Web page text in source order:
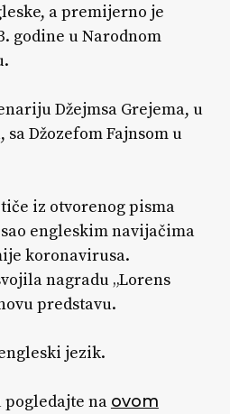
a premijerno je
godine u Narodnom
Džejmsa Grejema, u
Džozefom Fajnsom u
iz otvorenog pisma
engleskim navijačima
koronavirusa.
nagradu „Lorens
predstavu.
jezik.
na ovom